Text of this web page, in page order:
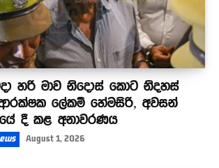
හරි මාව නිදොස් කොට නිදහස්
ලේකම් හේමසිරි, අවසන්
දී කළ අනාවරණය
August 1, 2026